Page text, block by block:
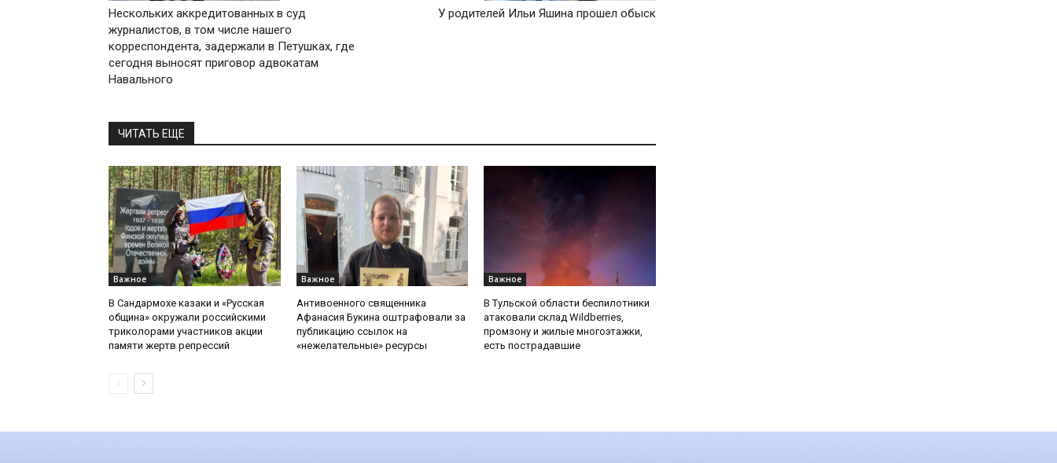
Нескольких аккредитованных в суд
журналистов, в том числе нашего
корреспондента, задержали в Петушках, где
сегодня выносят приговор адвокатам
Навального
У родителей Ильи Яшина прошел обыск
ЧИТАТЬ ЕЩЕ
Важное
В Сандармохе казаки и «Русская
община» окружали российскими
триколорами участников акции
памяти жертв репрессий
Важное
Антивоенного священника
Афанасия Букина оштрафовали за
публикацию ссылок на
«нежелательные» ресурсы
Важное
В Тульской области беспилотники
атаковали склад Wildberries,
промзону и жилые многоэтажки,
есть пострадавшие